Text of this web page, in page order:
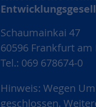
Schaumainkai 47
60596 Frankfurt am
Tel.: 069 678674-0
Hinweis: Wegen
geschlossen.